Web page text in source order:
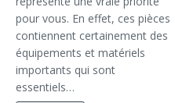
pour vous. En effet, ces pièces
contiennent certainement des
équipements et matériels
importants qui sont
essentiels…